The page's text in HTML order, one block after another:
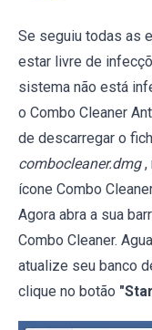
Se seguiu todas as
estar livre de
sistema não está
o Combo Cleaner
de descarregar o
combocleaner.dmg ,
ícone Combo
Agora abra a sua
Combo Cleaner.
atualize seu banco
clique no botão